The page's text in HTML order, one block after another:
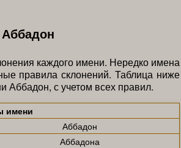
каждого имени. Нередко имена
правила склонений. Таблица ниже
с учетом всех правил.
имени
Аббадон
Аббадона